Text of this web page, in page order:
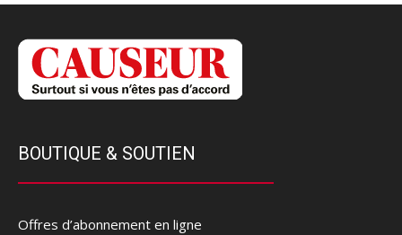
BOUTIQUE & SOUTIEN
Offres d’abonnement en ligne